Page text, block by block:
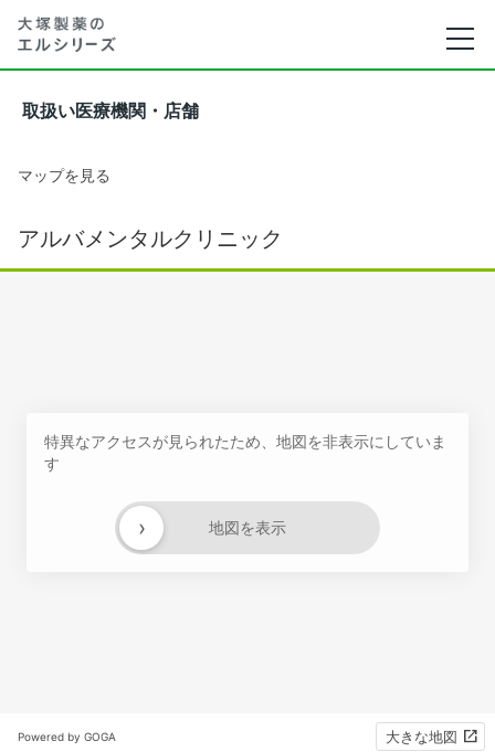
取扱い医療機関・店舗
マップを見る
アルバメンタルクリニック
特異なアクセスが見られたため、地図を非表示にしていま
す
地図を表示
›
Powered by GOGA 大きな地図